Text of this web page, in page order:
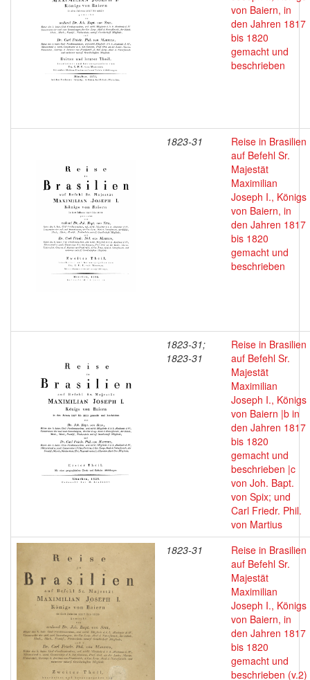
von Baiern, in
den Jahren 1817
bis 1820
gemacht und
beschrieben
1823-31
Reise in Brasilien
auf Befehl Sr.
Majestät
Maximilian
Joseph I., Königs
von Baiern, in
den Jahren 1817
bis 1820
gemacht und
beschrieben
1823-31;
1823-31
Reise in Brasilien
auf Befehl Sr.
Majestät
Maximilian
Joseph I., Königs
von Baiern |b in
den Jahren 1817
bis 1820
gemacht und
beschrieben |c
von Joh. Bapt.
von Spix; und
Carl Friedr. Phil.
von Martius
1823-31
Reise in Brasilien
auf Befehl Sr.
Majestät
Maximilian
Joseph I., Königs
von Baiern, in
den Jahren 1817
bis 1820
gemacht und
beschrieben (v.2)